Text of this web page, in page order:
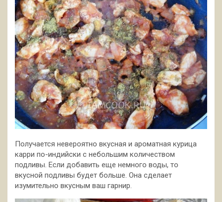
Получается невероятно вкусная и ароматная курица
карри по-индийски с небольшим количеством
подливы. Если добавить еще немного воды, то
вкусной подливы будет больше. Она сделает
изумительно вкусным ваш гарнир.